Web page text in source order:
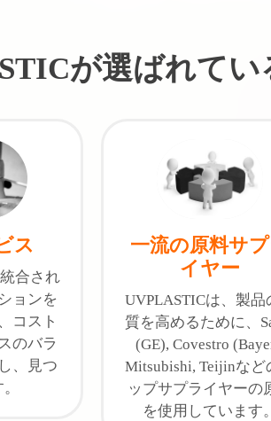
が選ばれてい
ス
合され
ョンを
コスト
のバラ
、見つ
一流の原料サ
イヤー
UVPLASTICは、製品
質を高めるために、
(GE), Covestro
Mitsubishi, Teijinなど
ップサプライヤーの
を使用しています。